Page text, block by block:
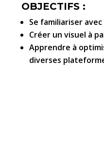
OBJECTIFS :
Se familiariser
Créer un visuel à
Apprendre à
diverses